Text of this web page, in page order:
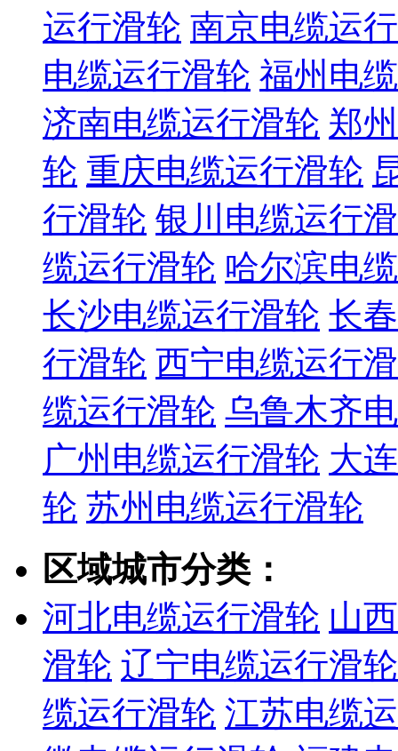
运行滑轮 南京电缆运
电缆运行滑轮 福州电
济南电缆运行滑轮 郑
轮 重庆电缆运行滑轮
行滑轮 银川电缆运行
缆运行滑轮 哈尔滨电
长沙电缆运行滑轮 长
行滑轮 西宁电缆运行
缆运行滑轮 乌鲁木齐
广州电缆运行滑轮 大
轮 苏州电缆运行滑轮
区域城市分类：
河北电缆运行滑轮 山
滑轮 辽宁电缆运行滑轮
缆运行滑轮 江苏电缆